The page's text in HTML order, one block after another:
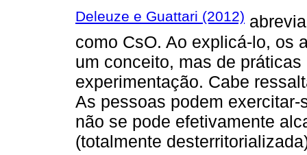
Deleuze e Guattari (2012)
como CsO. Ao explicá-lo, os
um conceito, mas de
experimentação. Cabe
As pessoas podem
não se pode efetivamente
(totalmente